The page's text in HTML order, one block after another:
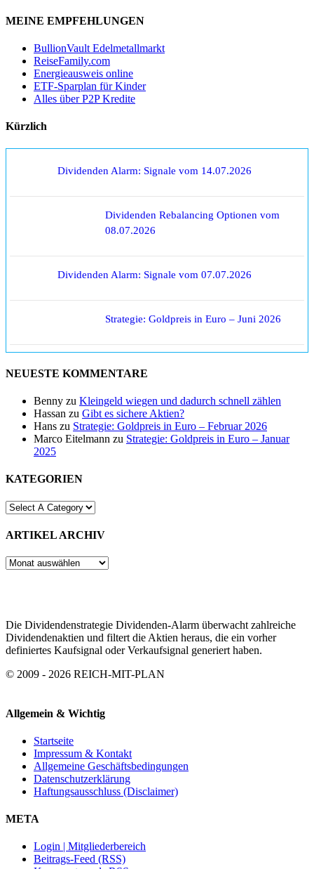
MEINE EMPFEHLUNGEN
BullionVault Edelmetallmarkt
ReiseFamily.com
Energieausweis online
ETF-Sparplan für Kinder
Alles über P2P Kredite
Kürzlich
Dividenden Alarm: Signale vom 14.07.2026
Dividenden Rebalancing Optionen vom
08.07.2026
Dividenden Alarm: Signale vom 07.07.2026
Strategie: Goldpreis in Euro – Juni 2026
NEUESTE KOMMENTARE
Benny zu Kleingeld wiegen und dadurch schnell zählen
Hassan zu Gibt es sichere Aktien?
Hans zu Strategie: Goldpreis in Euro – Februar 2026
Marco Eitelmann zu Strategie: Goldpreis in Euro – Januar
2025
KATEGORIEN
ARTIKEL ARCHIV
ARTIKEL
Die Dividendenstrategie Dividenden-Alarm überwacht zahlreiche
Dividendenaktien und filtert die Aktien heraus, die ein vorher
definiertes Kaufsignal oder Verkaufsignal generiert haben.
© 2009 - 2026 REICH-MIT-PLAN
Allgemein & Wichtig
Startseite
Impressum & Kontakt
Allgemeine Geschäftsbedingungen
Datenschutzerklärung
Haftungsausschluss (Disclaimer)
META
Login | Mitgliederbereich
Beitrags-Feed (RSS)